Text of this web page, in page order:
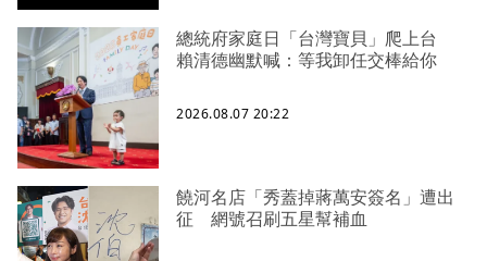
總統府家庭日「台灣寶貝」爬上台
賴清德幽默喊：等我卸任交棒給你
2026.08.07 20:22
饒河名店「秀蓋掉蔣萬安簽名」遭出
征 網號召刷五星幫補血